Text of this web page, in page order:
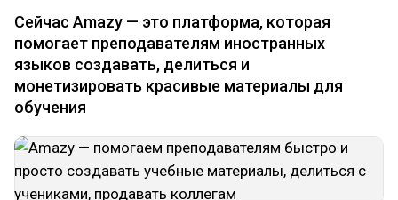
Сейчас Amazy — это платформа, которая
помогает преподавателям иностранных
языков создавать, делиться и
монетизировать красивые материалы для
обучения